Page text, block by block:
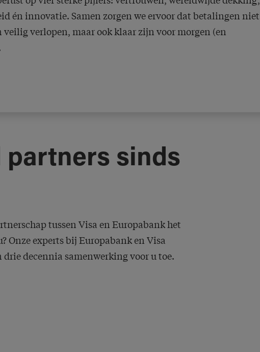
én innovatie. Samen zorgen we ervoor dat betalingen niet
veilig verlopen, maar ook klaar zijn voor morgen (en
partners sinds
tussen Visa en Europabank het
Onze experts bij Europabank en Visa
decennia samenwerking voor u toe.